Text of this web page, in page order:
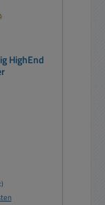
HighEnd